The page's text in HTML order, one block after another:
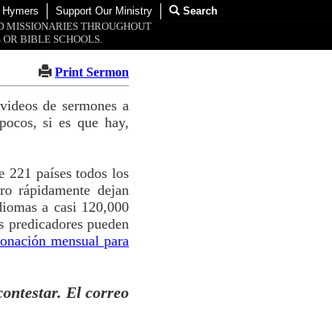
Hymers Support Our Ministry
Search
MISSIONARIES THROUGHOUT
BIBLE SCHOOLS.
Print Sermon
de sermones a
si es que hay,
221 países todos los
rápidamente dejan
a casi 120,000
predicadores pueden
mensual para
El correo